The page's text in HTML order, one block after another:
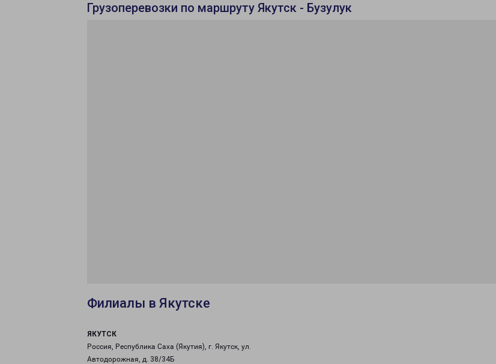
Грузоперевозки по маршруту Якутск - Бузулук
Филиалы в Якутске
ЯКУТСК
Россия, Республика Саха (Якутия), г. Якутск, ул.
Автодорожная, д. 38/34Б